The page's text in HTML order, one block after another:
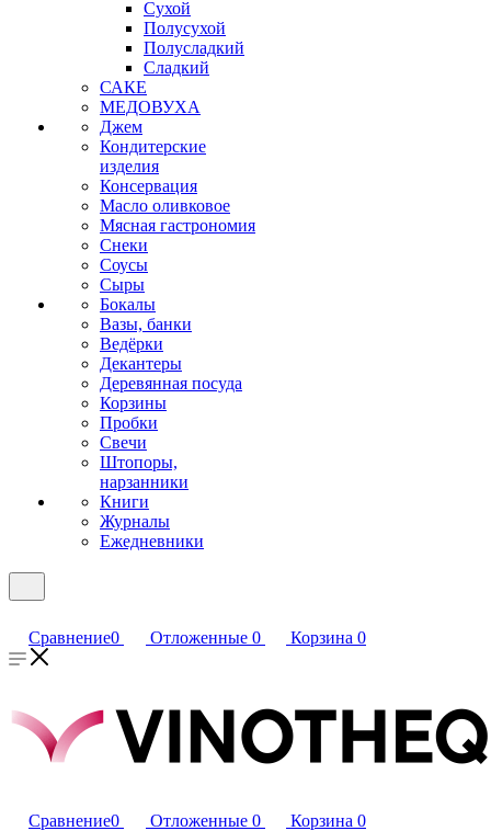
Сухой
Полусухой
Полусладкий
Сладкий
САКЕ
МЕДОВУХА
Джем
Кондитерские
изделия
Консервация
Масло оливковое
Мясная гастрономия
Снеки
Соусы
Сыры
Бокалы
Вазы, банки
Ведёрки
Декантеры
Деревянная посуда
Корзины
Пробки
Свечи
Штопоры,
нарзанники
Книги
Журналы
Ежедневники
Сравнение0 Отложенные 0 Корзина 0
Сравнение0 Отложенные 0 Корзина 0